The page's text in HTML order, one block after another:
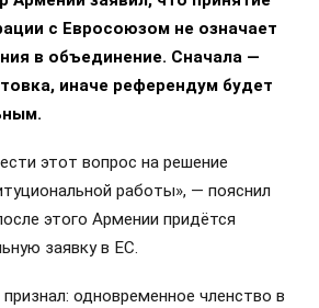
с Евросоюзом не означает
в объединение. Сначала —
иначе референдум будет
этот вопрос на решение
работы», — пояснил
этого Армении придётся
заявку в ЕС.
одновременное членство в